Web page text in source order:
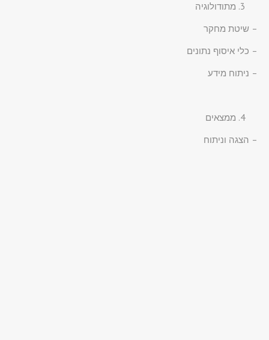
מתודולוגיה
– שיטת מחקר
– כלי איסוף נתונים
– ניתוח מידע
ממצאים
– הצגה וניתוח